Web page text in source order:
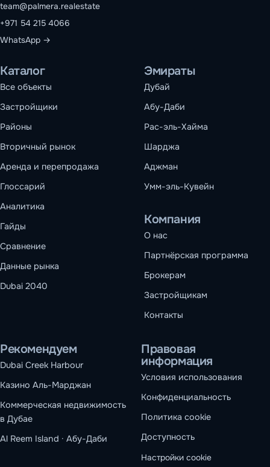
team@palmera.realestate
+971 54 215 4066
WhatsApp →
Каталог
Все объекты
Застройщики
Районы
Вторичный рынок
Аренда и перепродажа
Глоссарий
Аналитика
Гайды
Сравнение
Данные рынка
Dubai 2040
Эмираты
Дубай
Абу-Даби
Рас-эль-Хайма
Шарджа
Аджман
Умм-эль-Кувейн
Компания
О нас
Партнёрская программа
Брокерам
Застройщикам
Контакты
Рекомендуем
Dubai Creek Harbour
Казино Аль-Марджан
Коммерческая недвижимость
в Дубае
Al Reem Island · Абу-Даби
Правовая
информация
Условия использования
Конфиденциальность
Политика cookie
Доступность
Настройки cookie